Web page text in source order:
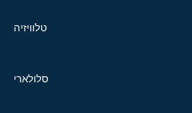
טלוויזיה
סלולארי